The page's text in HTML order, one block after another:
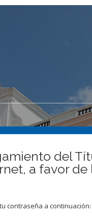
del
a favor de
contraseña a continuación: